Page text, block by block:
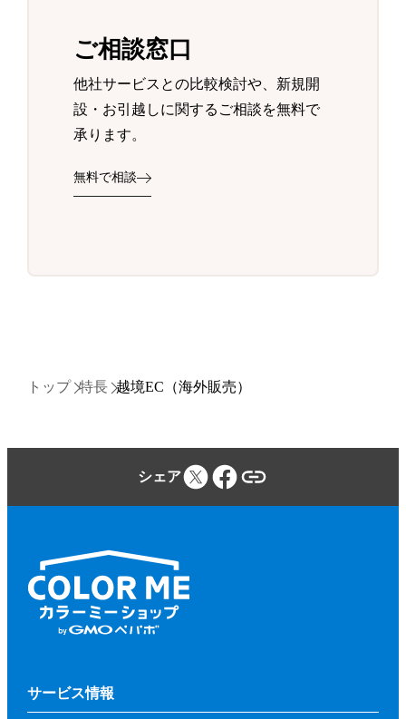
ご相談窓口
他社サービスとの比較検討や、新規開
設・お引越しに関するご相談を無料で
承ります。
無料で相談
トップ 特長 越境EC（海外販売）
シェア
サービス情報